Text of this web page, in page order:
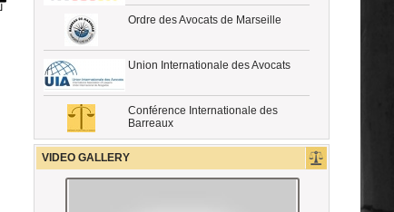
Ordre des Avocats de Marseille
Union Internationale des Avocats
Conférence Internationale des
Barreaux
La Carpa de Paris
VIDEO GALLERY